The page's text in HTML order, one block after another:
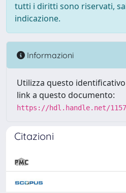
tutti i diritti sono riservati,
indicazione.
Informazioni
Utilizza questo
link a questo documento:
https://hdl.handle.net/
Citazioni